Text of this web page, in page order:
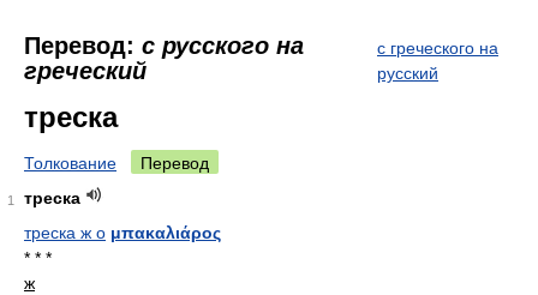
Перевод: с русского на
греческий
с греческого на
русский
треска
Толкование Перевод
1
треска
треска ж о μπακαλιάρος
* * *
ж